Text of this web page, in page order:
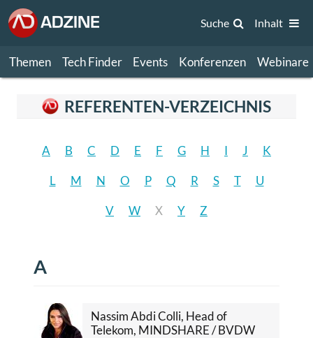
Themen Tech Finder Events Konferenzen Webinare
Suche Inhalt
REFERENTEN-VERZEICHNIS
A B C D E F G H I J K
L M N O P Q R S T U
V W X Y Z
A
Nassim Abdi Colli, Head of
Telekom, MINDSHARE / BVDW